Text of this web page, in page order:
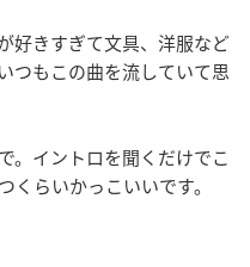
好きすぎて文具、洋服など
つもこの曲を流していて思
。イントロを聞くだけでこ
くらいかっこいいです。